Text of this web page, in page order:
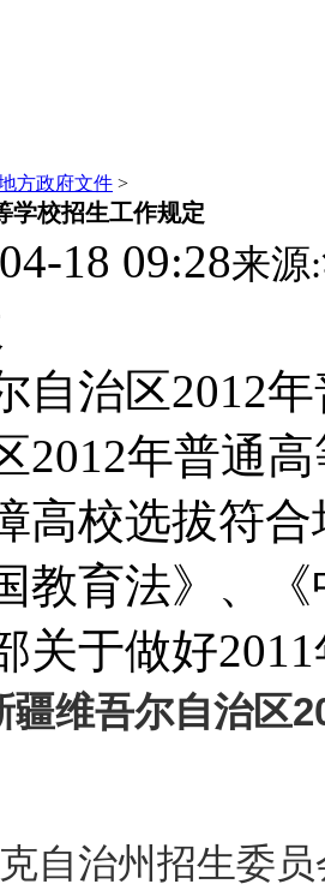
方政府文件 >
学校招生工作规定
18 09:28来源:
自治区2012
2012年普通
高校选拔符
教育法》、
关于做好
疆维吾尔自治区
自治州招生委